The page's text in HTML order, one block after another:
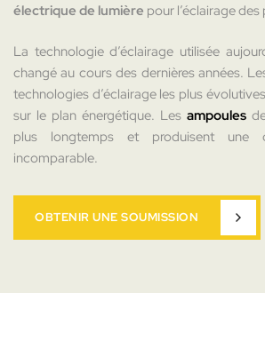
électrique de lumière pour l’éclairage
La technologie d’éclairage utilisée
changé au cours des dernières années.
technologies d’éclairage les plus
sur le plan énergétique. Les ampoules
plus longtemps et produisent une
incomparable.
OBTENIR UNE SOUMISSION